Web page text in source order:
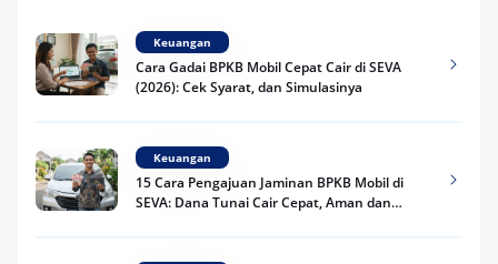
Keuangan
Cara Gadai BPKB Mobil Cepat Cair di SEVA
(2026): Cek Syarat, dan Simulasinya
Keuangan
15 Cara Pengajuan Jaminan BPKB Mobil di
SEVA: Dana Tunai Cair Cepat, Aman dan